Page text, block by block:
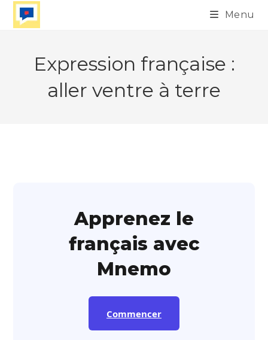
Skip
Menu
Expression française :
aller ventre à terre
Apprenez le
français avec
Mnemo
Commencer